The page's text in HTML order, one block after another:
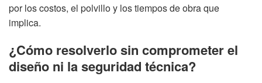
por los costos, el polvillo y los tiempos de obra que
implica.
¿Cómo resolverlo sin comprometer el
diseño ni la seguridad técnica?